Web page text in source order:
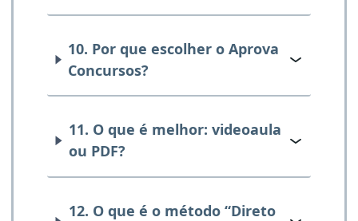
10. Por que escolher o Aprova
Concursos?
11. O que é melhor: videoaula
ou PDF?
12. O que é o método “Direto